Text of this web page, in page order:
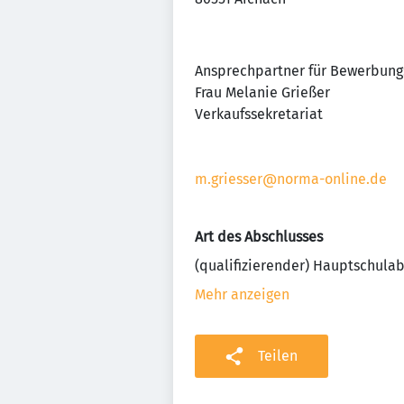
Ansprechpartner für
Frau Melanie Grießer
Verkaufssekretariat
m.griesser@norma-online.de
Art des Abschlusses
(qualifizierender)
Mehr anzeigen
Teilen